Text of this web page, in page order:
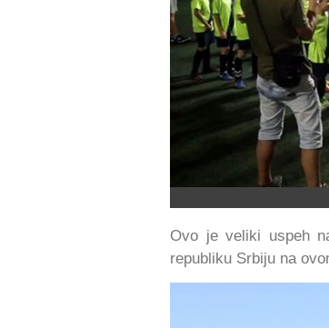
Ovo je veliki uspeh
republiku Srbiju na